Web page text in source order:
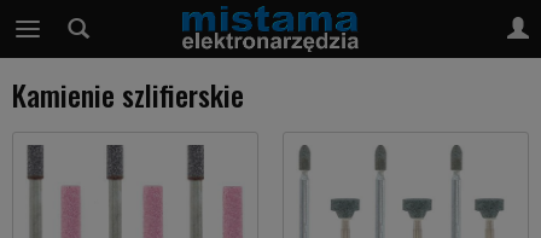
Kamienie szlifierskie